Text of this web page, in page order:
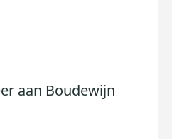
aan Boudewijn